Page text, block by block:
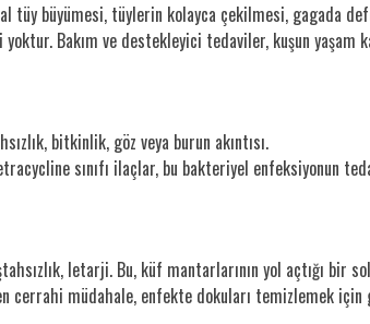
tüy büyümesi, tüylerin kolayca çekilmesi, gagada
yoktur. Bakım ve destekleyici tedaviler, kuşun
bitkinlik, göz veya burun akıntısı.
sınıfı ilaçlar, bu bakteriyel enfeksiyonun
letarji. Bu, küf mantarlarının yol açtığı bir
cerrahi müdahale, enfekte dokuları temizlemek için